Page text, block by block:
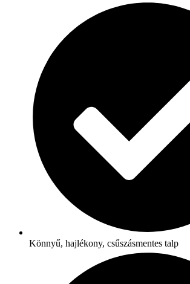
Könnyű, hajlékony, csűszásmentes talp